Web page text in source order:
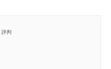
評判